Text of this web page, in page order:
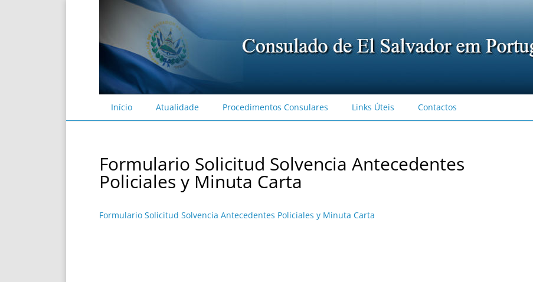
Início Atualidade Procedimentos Consulares Links Úteis Contactos
Formulario Solicitud Solvencia Antecedentes
Policiales y Minuta Carta
Formulario Solicitud Solvencia Antecedentes Policiales y Minuta Carta